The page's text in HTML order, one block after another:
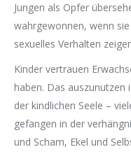
Jungen als Opfer
wahrgewonnen, wenn
sexuelles Verhalten
Kinder vertrauen
haben. Das auszunutzen
der kindlichen Seele –
gefangen in der
und Scham, Ekel und